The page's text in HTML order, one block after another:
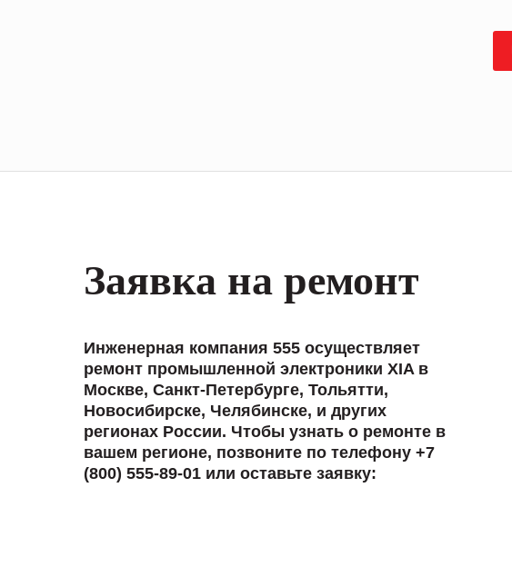
Заявка на ремонт
Инженерная компания 555 осуществляет
ремонт промышленной электроники XIA в
Москве, Санкт-Петербурге, Тольятти,
Новосибирске, Челябинске, и других
регионах России. Чтобы узнать о ремонте в
вашем регионе, позвоните по телефону +7
(800) 555-89-01 или оставьте заявку: